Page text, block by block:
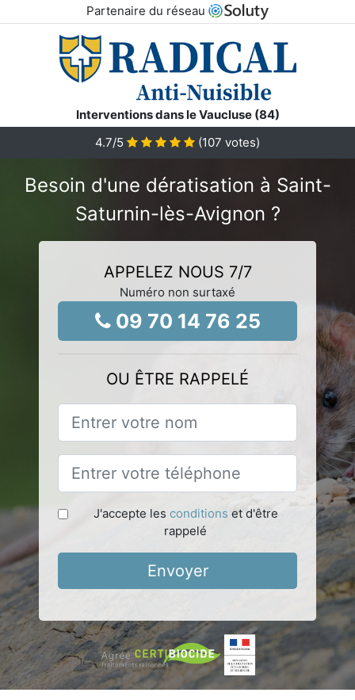
Partenaire du réseau
Interventions dans le Vaucluse (84)
4.7/5 (107 votes)
Besoin d'une dératisation à Saint-
Saturnin-lès-Avignon ?
APPELEZ NOUS 7/7
Numéro non surtaxé
09 70 14 76 25
OU ÊTRE RAPPELÉ
J'accepte les conditions et d'être
rappelé
Envoyer